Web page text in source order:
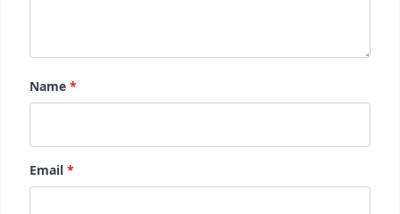
Name *
Email *